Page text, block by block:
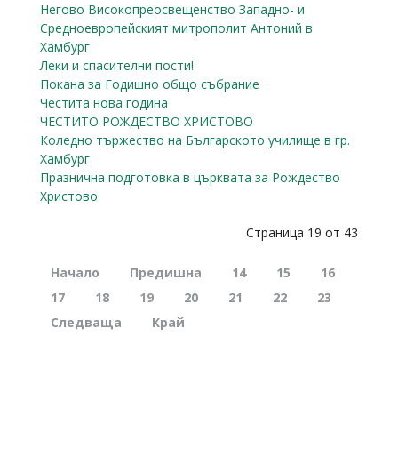
Негово Високопреосвещенство Западно- и
Средноевропейският митрополит Антоний в
Хамбург
Леки и спасителни пости!
Покана за Годишно oбщо cъбрание
Честита нова година
ЧЕСТИТО РОЖДЕСТВО ХРИСТОВО
Коледно тържество на Българското училище в гр.
Хамбург
Празнична подготовка в църквата за Рождество
Христово
Страница 19 от 43
Начало Предишна 14 15
16
17
18 19 20 21 22
23
Следваща
Край